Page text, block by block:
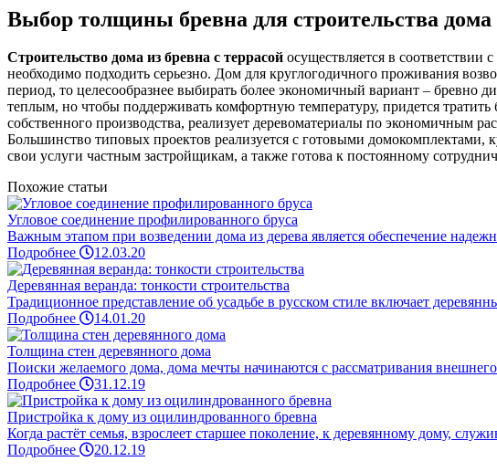
Выбор толщины бревна для строительства дома
Строительство дома из бревна с террасой осуществляется в
необходимо подходить серьезно. Дом для круглогодичного проживания
период, то целесообразнее выбирать более экономичный вариант –
теплым, но чтобы поддерживать комфортную температуру, придется
собственного производства, реализует деревоматериалы по экономичным
Большинство типовых проектов реализуется с готовыми
свои услуги частным застройщикам, а также готова к постоянному
Похожие статьи
Угловое соединение профилированного бруса
Важным этапом при возведении дома из дерева является обеспечение
Подробнее
12.03.20
Деревянная веранда: тонкости строительства
Традиционное представление об усадьбе в русском стиле включает
Подробнее
14.01.20
Толщина стен деревянного дома
Поиски желаемого дома, дома мечты начинаются с рассматривания
Подробнее
31.12.19
Пристройка к дому из оцилиндрованного бревна
Когда растёт семья, взрослеет старшее поколение, к деревянному дому,
Подробнее
20.12.19